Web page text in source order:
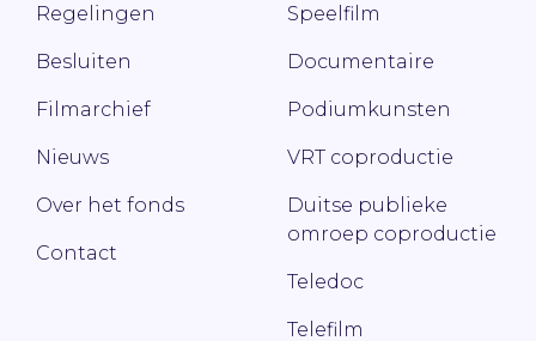
Regelingen
Besluiten
Filmarchief
Nieuws
Over het fonds
Contact
Speelfilm
Documentaire
Podiumkunsten
VRT coproductie
Duitse publieke
omroep coproductie
Teledoc
Telefilm